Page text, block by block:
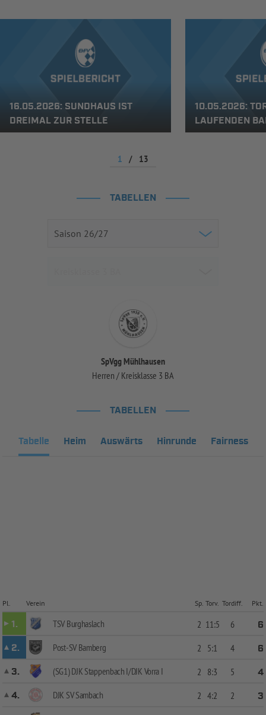
16.05.2026: SUNDHAUS IST
DREIMAL ZUR STELLE
10.05.2026:
LAUFENDEN
1 / 13
TABELLEN
SpVgg Mühlhausen
Herren / Kreisklasse 3 BA
TABELLEN
Tabelle Heim Auswärts Hinrunde Fairness
Pl. Verein Sp. Torv. Tordiff. Pkt.
1. TSV Burghaslach 2 11:5 6
6
2.
Post-SV Bamberg 2 5:1 4
6
3.
(SG1) DJK Stappenbach I/DJK Vorra I 2 8:3 5
4
4.
DJK SV Sambach 2 4:2 2
3